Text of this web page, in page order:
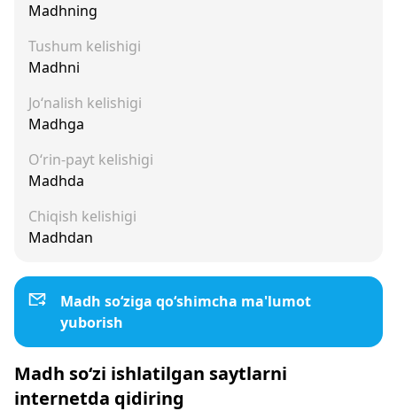
Madhning
Tushum kelishigi
Madhni
Jo‘nalish kelishigi
Madhga
O‘rin-payt kelishigi
Madhda
Chiqish kelishigi
Madhdan
Madh so‘ziga qo‘shimcha ma'lumot
yuborish
Madh so‘zi ishlatilgan saytlarni
internetda qidiring